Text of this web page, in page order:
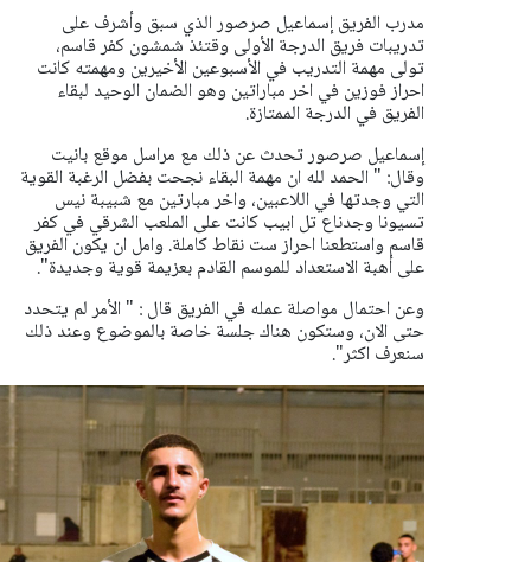
مدرب الفريق إسماعيل صرصور الذي سبق وأشرف على
تدريبات فريق الدرجة الأولى وقتئذ شمشون كفر قاسم،
تولى مهمة التدريب في الأسبوعين الأخيرين ومهمته كانت
احراز فوزين في اخر مباراتين وهو الضمان الوحيد لبقاء
الفريق في الدرجة الممتازة.
إسماعيل صرصور تحدث عن ذلك مع مراسل موقع بانيت
وقال: " الحمد لله ان مهمة البقاء نجحت بفضل الرغبة القوية
التي وجدتها في اللاعبين، واخر مبارتين مع شبيبة نيس
تسيونا وجدناع تل ابيب كانت على الملعب الشرقي في كفر
قاسم واستطعنا احراز ست نقاط كاملة. وامل ان يكون الفريق
على أهبة الاستعداد للموسم القادم بعزيمة قوية وجديدة".
وعن احتمال مواصلة عمله في الفريق قال : " الأمر لم يتحدد
حتى الان، وستكون هناك جلسة خاصة بالموضوع وعند ذلك
سنعرف اكثر".